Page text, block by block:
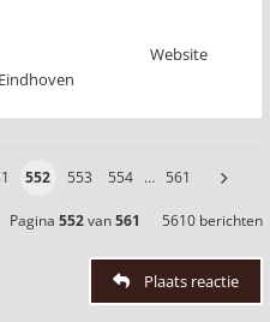
Website
552 553 554 … 561
Pagina 552van561 5610 berichten
Plaats reactie